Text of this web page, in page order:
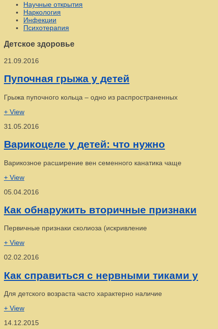
Научные открытия
Наркология
Инфекции
Психотерапия
Детское здоровье
21.09.2016
Пупочная грыжа у детей
Грыжа пупочного кольца – одно из распространенных
+ View
31.05.2016
Варикоцеле у детей: что нужно
Варикозное расширение вен семенного канатика чаще
+ View
05.04.2016
Как обнаружить вторичные признаки
Первичные признаки сколиоза (искривление
+ View
02.02.2016
Как справиться с нервными тиками у
Для детского возраста часто характерно наличие
+ View
14.12.2015